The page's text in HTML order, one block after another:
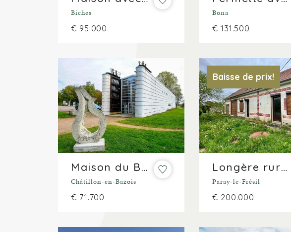
Biches
€ 95.000
Bona
€ 131.500
Maison du Bazois
Châtillon-en-Bazois
€ 71.700
Baisse de prix!
Longère rurale sur presque 7 hectares
Paray-le-Frésil
€ 200.000